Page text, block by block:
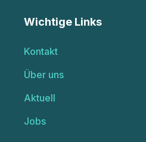
Wichtige Links
Kontakt
Über uns
Aktuell
Jobs